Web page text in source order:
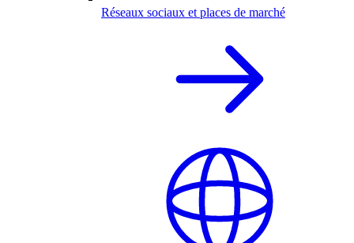
Réseaux sociaux et places de marché